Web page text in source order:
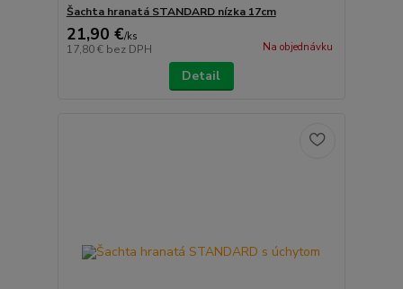
Šachta hranatá STANDARD nízka 17cm
21,90 €/ks
17,80 € bez DPH Na objednávku
Detail